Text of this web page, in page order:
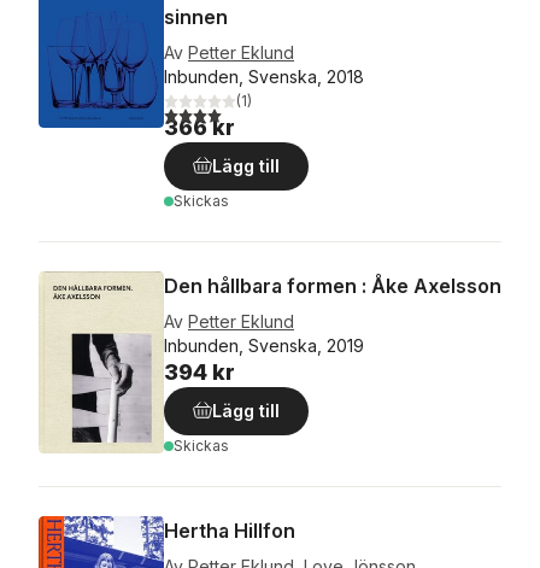
sinnen
Av Petter Eklund
Inbunden, Svenska, 2018
4,0utav 5 stjärnor. Totalt antal röster:
(1)
366 kr
Lägg till
Skickas
Den hållbara formen : Åke Axelsson
Av Petter Eklund
Inbunden, Svenska, 2019
394 kr
Lägg till
Skickas
Hertha Hillfon